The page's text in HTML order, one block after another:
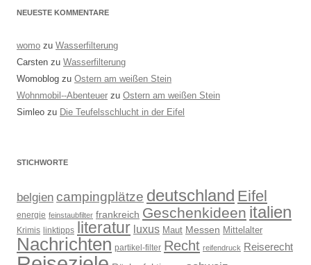
NEUESTE KOMMENTARE
womo zu Wasserfilterung
Carsten zu Wasserfilterung
Womoblog zu Ostern am weißen Stein
Wohnmobil--Abenteuer zu Ostern am weißen Stein
Simleo zu Die Teufelsschlucht in der Eifel
STICHWORTE
belgien campingplätze deutschland Eifel
energie feinstaubfilter frankreich Geschenkideen italien
Krimis linktipps literatur luxus Maut Messen Mittelalter
Nachrichten partikel-filter Recht reifendruck Reiserecht